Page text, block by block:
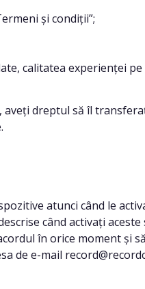
și condiții”;
calitatea experienței pe
dreptul să îl
atunci când le
când activați aceste
în orice moment și
de e-mail